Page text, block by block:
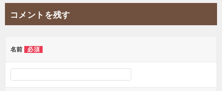
ー
ョ
コメントを残す
名前 必須